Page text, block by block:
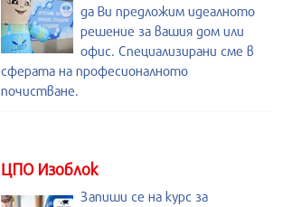
да Ви предложим идеалното
решение за вашия дом или
офис. Специализирани сме в
сферата на професионалното
почистване.
ЦПО Изоблок
Запиши се на курс за